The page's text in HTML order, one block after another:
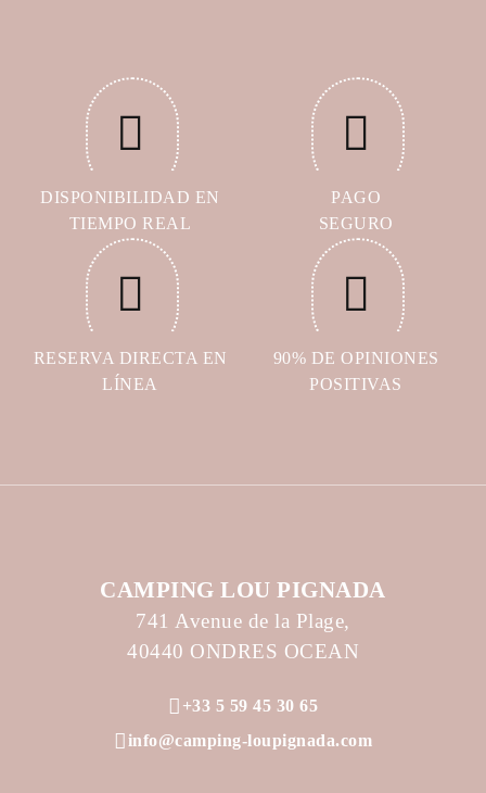
DISPONIBILIDAD EN
TIEMPO REAL
PAGO
SEGURO
RESERVA DIRECTA EN
LÍNEA
90% DE OPINIONES
POSITIVAS
CAMPING LOU PIGNADA
741 Avenue de la Plage,
40440 ONDRES OCEAN
+33 5 59 45 30 65
info@camping-loupignada.com